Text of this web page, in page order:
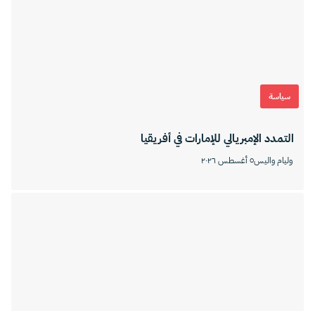
سياسة
التمدد الإمبريالي للإمارات في أفريقيا
وليام واليس٥ أغسطس ٢٠٢٦